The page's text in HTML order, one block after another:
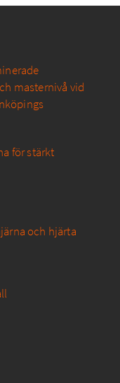
masternivå vid
för stärkt
och hjärta